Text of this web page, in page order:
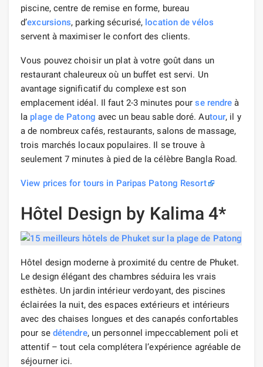
piscine, centre de remise en forme, bureau
d’excursions, parking sécurisé, location de vélos
servent à maximiser le confort des clients.
Vous pouvez choisir un plat à votre goût dans un
restaurant chaleureux où un buffet est servi. Un
avantage significatif du complexe est son
emplacement idéal. Il faut 2-3 minutes pourse rendre à
la plage de Patong avec un beau sable doré. Autour, il y
a de nombreux cafés, restaurants, salons de massage,
trois marchés locaux populaires. Il se trouve à
seulement 7 minutes à pied de la célèbre Bangla Road.
View prices for tours in Paripas Patong Resort
Hôtel Design by Kalima 4*
Hôtel design moderne à proximité du centre de Phuket.
Le design élégant des chambres séduira les vrais
esthètes. Un jardin intérieur verdoyant, des piscines
éclairées la nuit, des espaces extérieurs et intérieurs
avec des chaises longues et des canapés confortables
pour se détendre, un personnel impeccablement poli et
attentif – tout cela complétera l’expérience agréable de
séjourner ici.